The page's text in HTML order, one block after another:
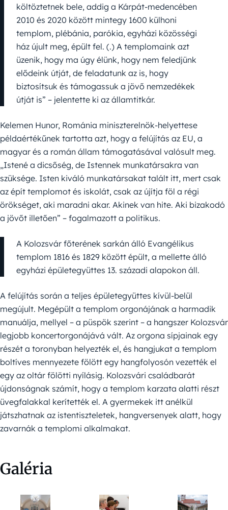
költöztetnek bele, addig a Kárpát-medencében
2010 és 2020 között mintegy 1600 külhoni
templom, plébánia, parókia, egyházi közösségi
ház újult meg, épült fel. (.) A templomaink azt
üzenik, hogy ma úgy élünk, hogy nem feledjünk
elődeink útját, de feladatunk az is, hogy
biztosítsuk és támogassuk a jövő nemzedékek
útját is” – jelentette ki az államtitkár.
Kelemen Hunor, Románia miniszterelnök-helyettese
példaértékűnek tartotta azt, hogy a felújítás az EU, a
magyar és a román állam támogatásával valósult meg.
„Istené a dicsőség, de Istennek munkatársakra van
szüksége. Isten kiváló munkatársakat talált itt, mert csak
az épít templomot és iskolát, csak az újítja föl a régi
örökséget, aki maradni akar. Akinek van hite. Aki bizakodó
a jövőt illetően” – fogalmazott a politikus.
A Kolozsvár főterének sarkán álló Evangélikus
templom 1816 és 1829 között épült, a mellette álló
egyházi épületegyüttes 13. századi alapokon áll.
A felújítás során a teljes épületegyüttes kívül-belül
megújult. Megépült a templom orgonájának a harmadik
manuálja, mellyel – a püspök szerint – a hangszer Kolozsvár
legjobb koncertorgonájává vált. Az orgona sípjainak egy
részét a toronyban helyezték el, és hangjukat a templom
boltíves mennyezete fölött egy hangfolyosón vezették el
egy az oltár fölötti nyílásig. Kolozsvári családbarát
újdonságnak számít, hogy a templom karzata alatti részt
üvegfalakkal kerítették el. A gyermekek itt anélkül
játszhatnak az istentiszteletek, hangversenyek alatt, hogy
zavarnák a templomi alkalmakat.
Galéria